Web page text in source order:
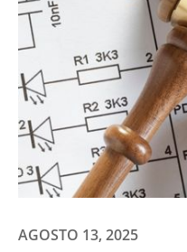
AGOSTO 13, 2025